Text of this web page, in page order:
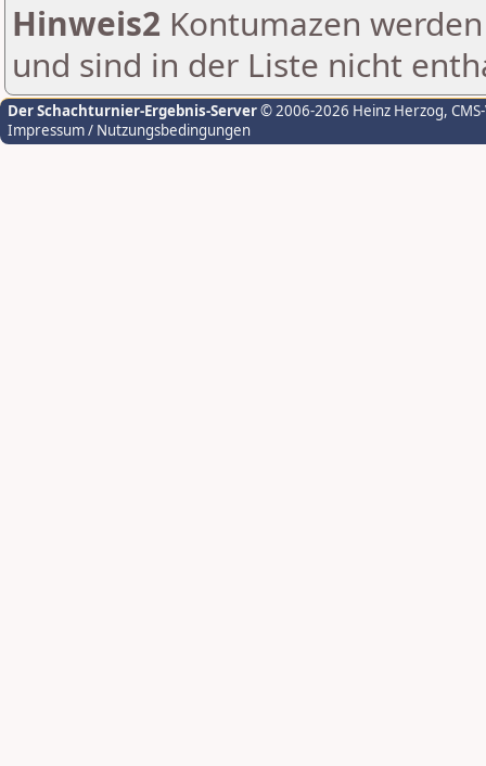
Hinweis2 Kontumazen
und sind in der Liste nicht
Der Schachturnier-Ergebnis-Server© 2006-2026 Heinz Herzog,
Impressum / Nutzungsbedingungen